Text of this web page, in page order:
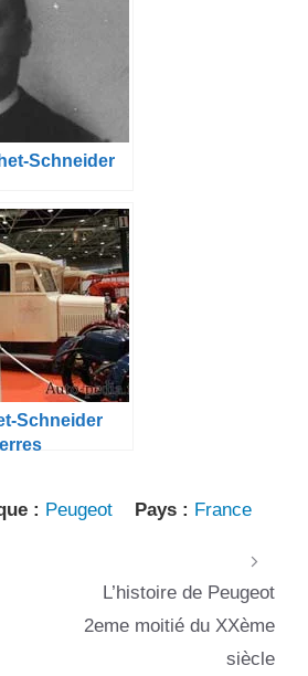
Schneider
Schneider
: Peugeot Pays : France
L’histoire de Peugeot
2eme moitié du XXème
siècle